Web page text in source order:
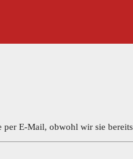
per E-Mail, obwohl wir sie